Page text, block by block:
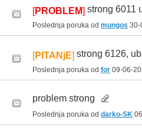
[PROBLEM] strong 6011
Poslednja poruka od mungos 30-
[PITANjE] strong 6126,
Poslednja poruka od for 09-06-
problem strong
Poslednja poruka od darko-SK